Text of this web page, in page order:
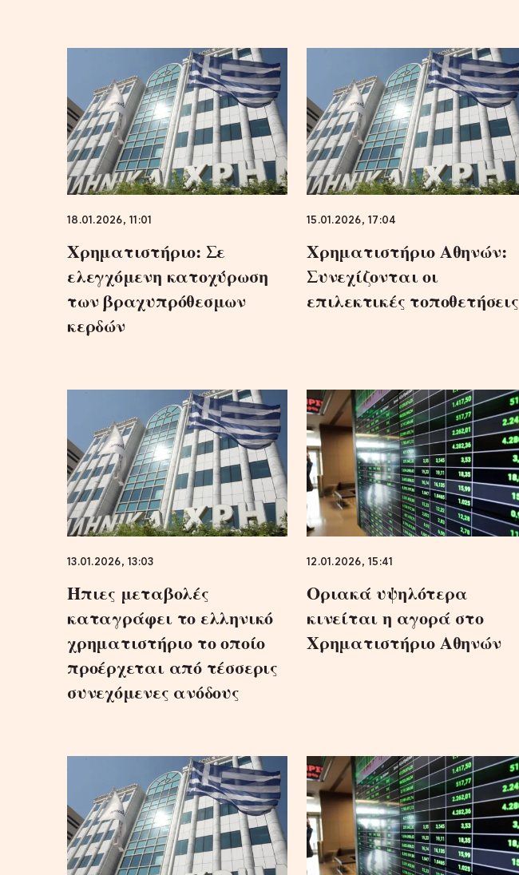
18.01.2026, 11:01
Χρηματιστήριο: Σε
ελεγχόμενη κατοχύρωση
των βραχυπρόθεσμων
κερδών
15.01.2026, 17:04
Χρηματιστήριο Αθηνών:
Συνεχίζονται οι
επιλεκτικές τοποθετήσεις
13.01.2026, 13:03
Ήπιες μεταβολές
καταγράφει το ελληνικό
χρηματιστήριο το οποίο
προέρχεται από τέσσερις
συνεχόμενες ανόδους
12.01.2026, 15:41
Οριακά υψηλότερα
κινείται η αγορά στο
Χρηματιστήριο Αθηνών